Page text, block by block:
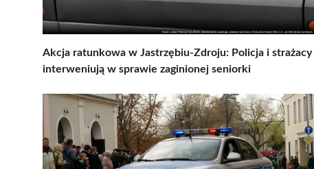
Akcja ratunkowa w Jastrzębiu-Zdroju: Policja i strażacy
interweniują w sprawie zaginionej seniorki